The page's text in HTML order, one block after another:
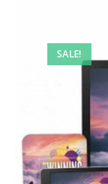
SALE!